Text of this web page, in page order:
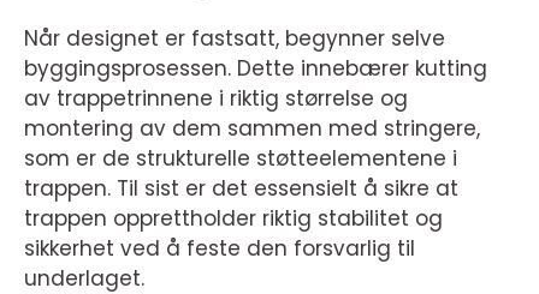
Når designet er fastsatt, begynner selve
byggingsprosessen. Dette innebærer kutting
av trappetrinnene i riktig størrelse og
montering av dem sammen med stringere,
som er de strukturelle støtteelementene i
trappen. Til sist er det essensielt å sikre at
trappen opprettholder riktig stabilitet og
sikkerhet ved å feste den forsvarlig til
underlaget.